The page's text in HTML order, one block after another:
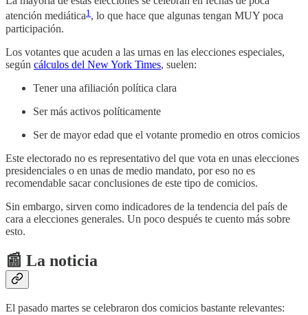
atención mediática1 , lo que hace que algunas tengan MUY poca
participación.
Los votantes que acuden a las urnas en las elecciones especiales,
según cálculos del New York Times, suelen:
Tener una afiliación política clara
Ser más activos políticamente
Ser de mayor edad que el votante promedio en otros comicios
Este electorado no es representativo del que vota en unas elecciones
presidenciales o en unas de medio mandato, por eso no es
recomendable sacar conclusiones de este tipo de comicios.
Sin embargo, sirven como indicadores de la tendencia del país de
cara a elecciones generales. Un poco después te cuento más sobre
esto.
📰 La noticia
El pasado martes se celebraron dos comicios bastante relevantes: